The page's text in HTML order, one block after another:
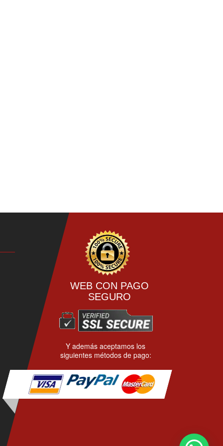
WEB CON PAGO
SEGURO
Y además aceptamos los
siguientes métodos de pago: